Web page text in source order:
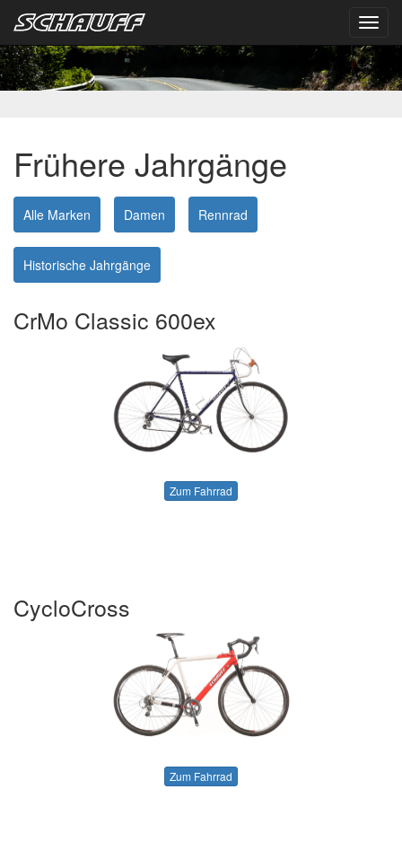
Frühere Jahrgänge
Alle Marken Damen Rennrad
Historische Jahrgänge
CrMo Classic 600ex
Zum Fahrrad
CycloCross
Zum Fahrrad